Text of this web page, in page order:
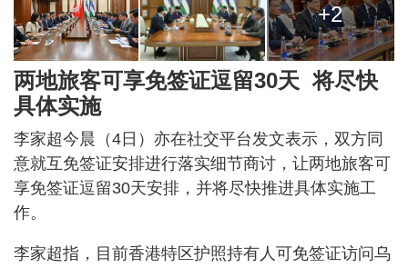
+2
两地旅客可享免签证逗留30天 将尽快
具体实施
李家超今晨（4日）亦在社交平台发文表示，双方同
意就互免签证安排进行落实细节商讨，让两地旅客可
享免签证逗留30天安排，并将尽快推进具体实施工
作。
李家超指，目前香港特区护照持有人可免签证访问乌